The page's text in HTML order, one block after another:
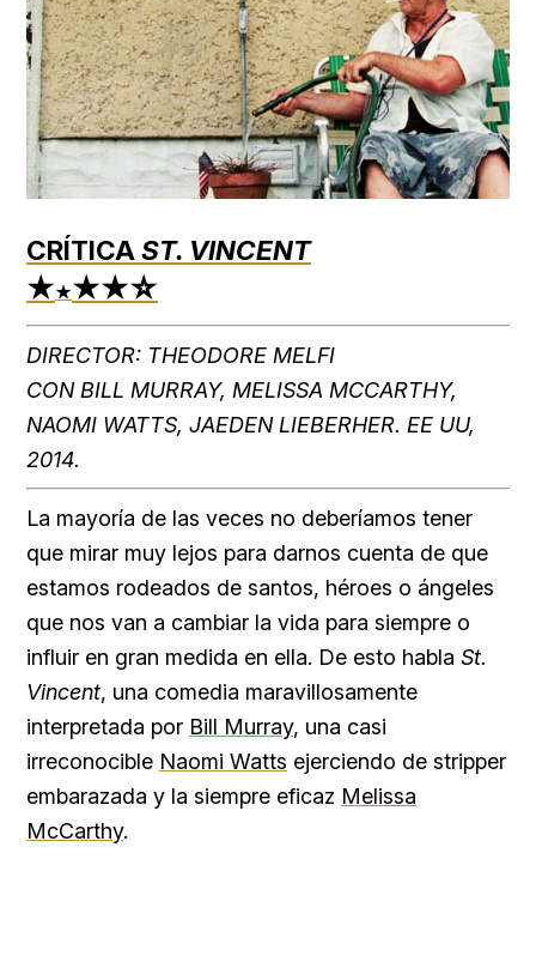
CRÍTICA ST. VINCENT
★★★★☆
DIRECTOR: THEODORE MELFI
CON BILL MURRAY, MELISSA MCCARTHY,
NAOMI WATTS, JAEDEN LIEBERHER. EE UU,
2014.
La mayoría de las veces no deberíamos tener
que mirar muy lejos para darnos cuenta de que
estamos rodeados de santos, héroes o ángeles
que nos van a cambiar la vida para siempre o
influir en gran medida en ella. De esto habla St.
Vincent, una comedia maravillosamente
interpretada por Bill Murray, una casi
irreconocible Naomi Watts ejerciendo de stripper
embarazada y la siempre eficaz Melissa
McCarthy.